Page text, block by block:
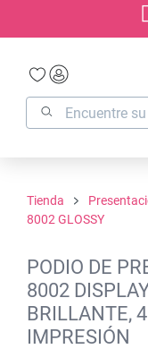
Tienda
8002 GLOSSY
PODIO DE
8002
BRILLANTE,
IMPRESIÓN